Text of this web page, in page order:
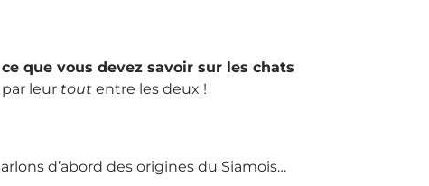
que vous devez savoir sur les chats
leur tout entre les deux !
d’abord des origines du Siamois…